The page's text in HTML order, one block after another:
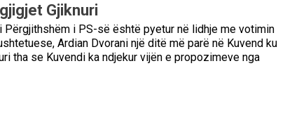
Gjiknuri
Përgjithshëm i PS-së është pyetur në lidhje me votimin
Ardian Dvorani një ditë më parë në Kuvend ku
tha se Kuvendi ka ndjekur vijën e propozimeve nga